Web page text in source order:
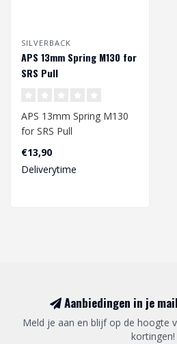
SILVERBACK
APS 13mm Spring M130 for
SRS Pull
APS 13mm Spring M130
for SRS Pull
€13,90
Deliverytime
Aanbiedingen in je
Meld je aan en blijf op de hoogte
kortingen!